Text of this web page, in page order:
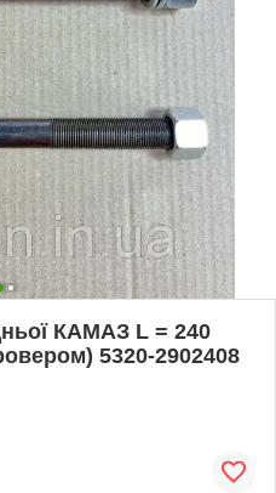
КАМАЗ L = 240
5320-2902408